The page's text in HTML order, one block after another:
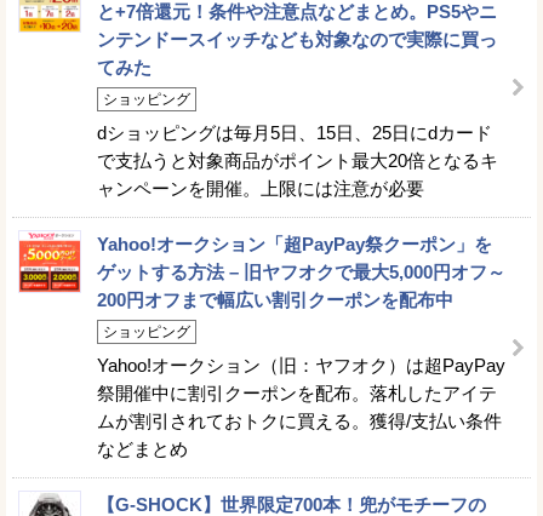
と+7倍還元！条件や注意点などまとめ。PS5やニ
ンテンドースイッチなども対象なので実際に買っ
てみた
ショッピング
dショッピングは毎月5日、15日、25日にdカード
で支払うと対象商品がポイント最大20倍となるキ
ャンペーンを開催。上限には注意が必要
Yahoo!オークション「超PayPay祭クーポン」を
ゲットする方法 – 旧ヤフオクで最大5,000円オフ～
200円オフまで幅広い割引クーポンを配布中
ショッピング
Yahoo!オークション（旧：ヤフオク）は超PayPay
祭開催中に割引クーポンを配布。落札したアイテ
ムが割引されておトクに買える。獲得/支払い条件
などまとめ
【G-SHOCK】世界限定700本！兜がモチーフの